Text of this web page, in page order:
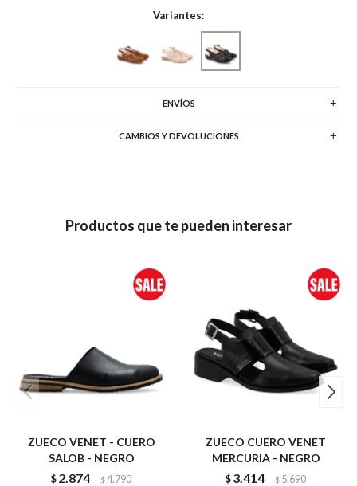
Variantes:
ENVÍOS
CAMBIOS Y DEVOLUCIONES
Productos que te pueden interesar
ZUECO VENET - CUERO
SALOB - NEGRO
$2.874 $4.790
ZUECO CUERO VENET
MERCURIA - NEGRO
$3.414 $5.690